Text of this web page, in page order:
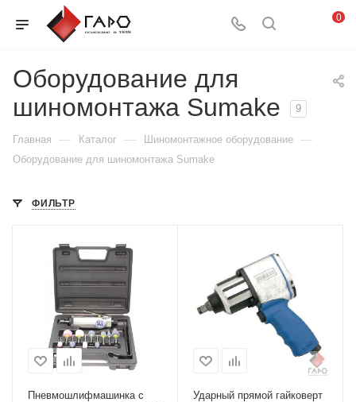
0
Оборудование для
шиномонтажа Sumake
9
Главная — Каталог — Шиномонтажное оборудование —
Оборудование для шиномонтажа Sumake
ФИЛЬТР
Пневмошлифмашинка с
Ударный прямой гайковерт